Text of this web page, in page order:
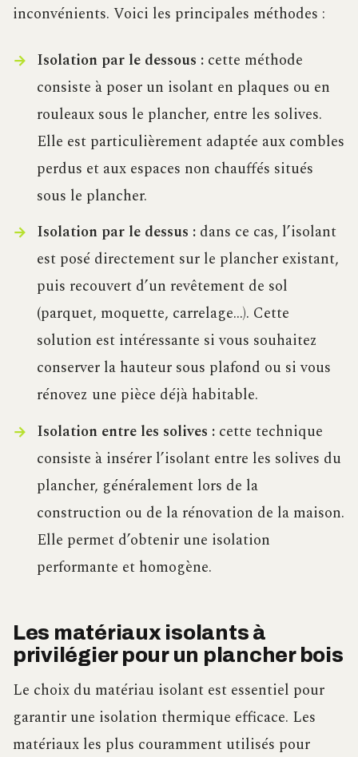
inconvénients. Voici les principales méthodes :
Isolation par le dessous :cette méthode
consiste à poser un isolant en plaques ou en
rouleaux sous le plancher, entre les solives.
Elle est particulièrement adaptée aux combles
perdus et aux espaces non chauffés situés
sous le plancher.
Isolation par le dessus :dans ce cas, l’isolant
est posé directement sur le plancher existant,
puis recouvert d’un revêtement de sol
(parquet, moquette, carrelage…). Cette
solution est intéressante si vous souhaitez
conserver la hauteur sous plafond ou si vous
rénovez une pièce déjà habitable.
Isolation entre les solives :cette technique
consiste à insérer l’isolant entre les solives du
plancher, généralement lors de la
construction ou de la rénovation de la maison.
Elle permet d’obtenir une isolation
performante et homogène.
Les matériaux isolants à
privilégier pour un plancher bois
Le choix du matériau isolant est essentiel pour
garantir une isolation thermique efficace. Les
matériaux les plus couramment utilisés pour